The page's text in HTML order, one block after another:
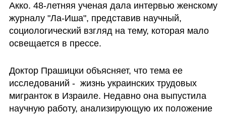
Акко. 48-летняя ученая дала интервью женскому
журналу "Ла-Иша", представив научный,
социологический взгляд на тему, которая мало
освещается в прессе.
Доктор Прашицки объясняет, что тема ее
исследований -  жизнь украинских трудовых
мигранток в Израиле. Недавно она выпустила
научную работу, анализирующую их положение